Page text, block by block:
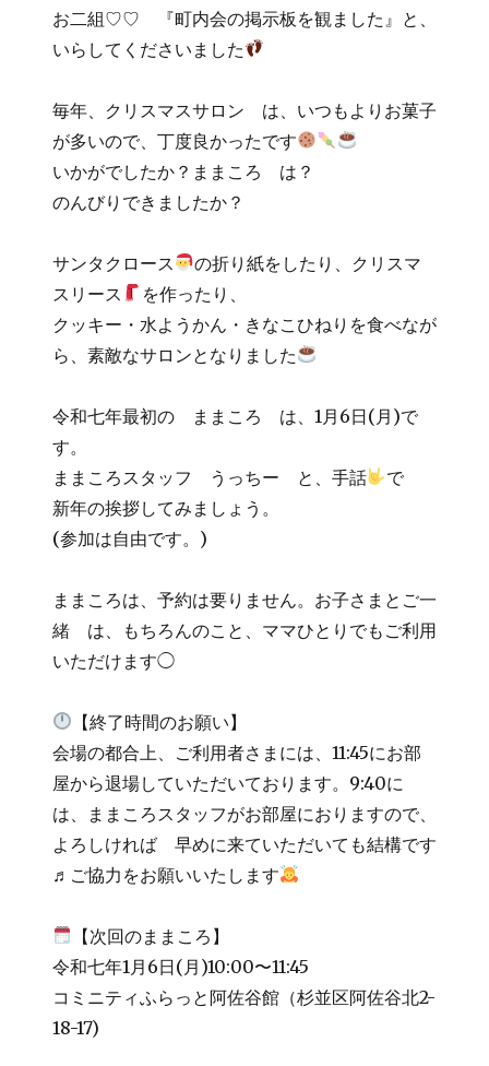
お二組♡♡ 『町内会の掲示板を観ました』と、
いらしてくださいました
毎年、クリスマスサロン は、いつもよりお菓子
が多いので、丁度良かったです
いかがでしたか？ままころ は？
のんびりできましたか？
サンタクロース
の折り紙をしたり、クリスマ
スリース
を作ったり、
クッキー・水ようかん・きなこひねりを食べなが
ら、素敵なサロンとなりました
令和七年最初の ままころ は、1月6日(月)で
す。
ままころスタッフ うっちー と、手話
で
新年の挨拶してみましょう。
(参加は自由です。)
ままころは、予約は要りません。お子さまとご一
緒 は、もちろんのこと、ママひとりでもご利用
いただけます◯
【終了時間のお願い】
会場の都合上、ご利用者さまには、11:45にお部
屋から退場していただいております。9:40に
は、ままころスタッフがお部屋におりますので、
よろしければ 早めに来ていただいても結構です
♬ご協力をお願いいたします
【次回のままころ】
令和七年1月6日(月)10:00〜11:45
コミニティふらっと阿佐谷館（杉並区阿佐谷北2-
18-17)